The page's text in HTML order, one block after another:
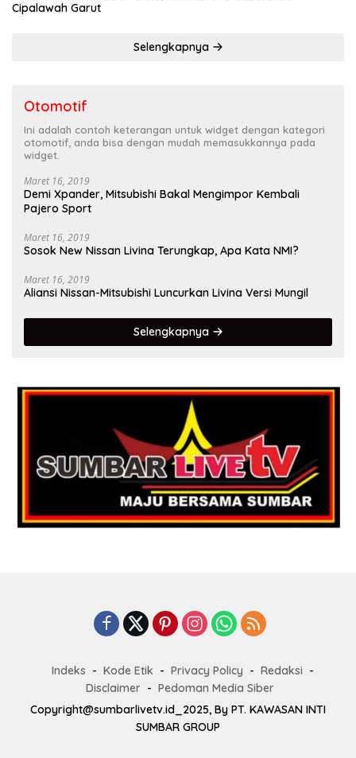
Cipalawah Garut
Selengkapnya
Otomotif
Ini adalah contoh keterangan untuk widget dengan kategori
otomotif, anda bisa dengan mudah memasukkannya pada
widget.
Maret 16, 2019
Demi Xpander, Mitsubishi Bakal Mengimpor Kembali
Pajero Sport
Maret 16, 2019
Sosok New Nissan Livina Terungkap, Apa Kata NMI?
Maret 16, 2019
Aliansi Nissan-Mitsubishi Luncurkan Livina Versi Mungil
Selengkapnya
Indeks Kode Etik Privacy Policy
Redaksi
Disclaimer
Pedoman Media Siber
Copyright@sumbarlivetv.id_2025, By PT. KAWASAN INTI
SUMBAR GROUP